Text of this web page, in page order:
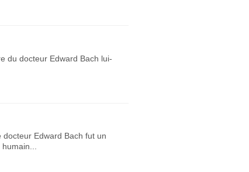
du docteur Edward Bach lui-
Edward Bach fut un